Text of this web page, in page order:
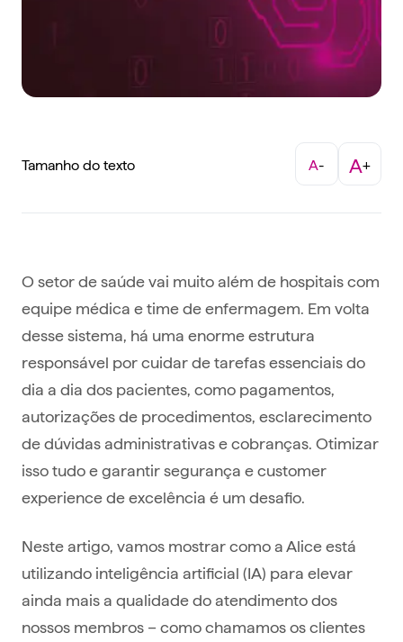
Tamanho do texto A- A+
O setor de saúde vai muito além de hospitais com
equipe médica e time de enfermagem. Em volta
desse sistema, há uma enorme estrutura
responsável por cuidar de tarefas essenciais do
dia a dia dos pacientes, como pagamentos,
autorizações de procedimentos, esclarecimento
de dúvidas administrativas e cobranças. Otimizar
isso tudo e garantir segurança e customer
experience de excelência é um desafio.
Neste artigo, vamos mostrar como a Alice está
utilizando inteligência artificial (IA) para elevar
ainda mais a qualidade do atendimento dos
nossos membros – como chamamos os clientes